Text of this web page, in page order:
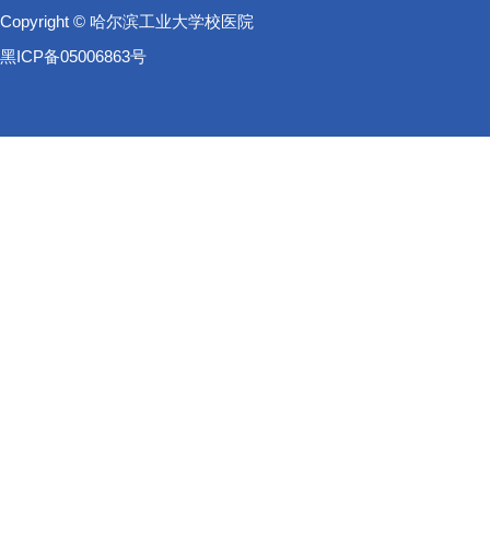
Copyright © 哈尔滨工业大学校医院
黑ICP备05006863号